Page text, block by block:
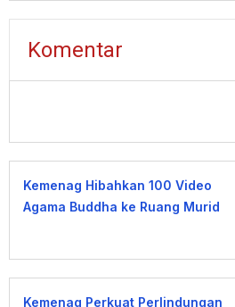
Komentar
Kemenag Hibahkan 100 Video
Agama Buddha ke Ruang Murid
Kemenag Perkuat Perlindungan